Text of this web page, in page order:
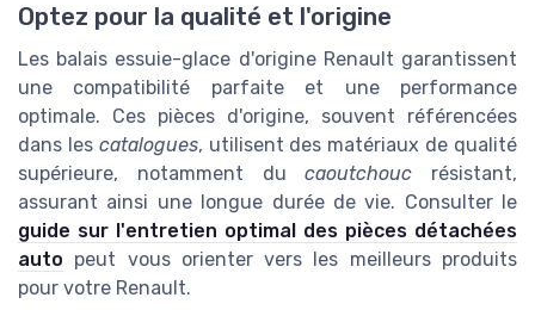
Optez pour la qualité et l'origine
Les balais essuie-glace d'origine Renault garantissent
une compatibilité parfaite et une performance
optimale. Ces pièces d'origine, souvent référencées
dans les catalogues, utilisent des matériaux de qualité
supérieure, notamment ducaoutchouc résistant,
assurant ainsi une longue durée de vie. Consulter le
guide sur l'entretien optimal des pièces détachées
auto peut vous orienter vers les meilleurs produits
pour votre Renault.